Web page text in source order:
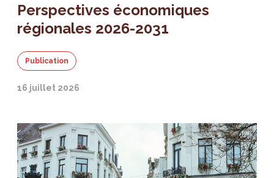
Perspectives économiques
régionales 2026-2031
Publication
16 juillet 2026